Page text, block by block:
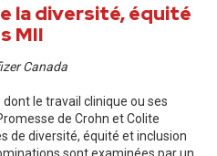
la diversité, équité
MII
Canada
le travail clinique ou ses
de Crohn et Colite
de diversité, équité et inclusion